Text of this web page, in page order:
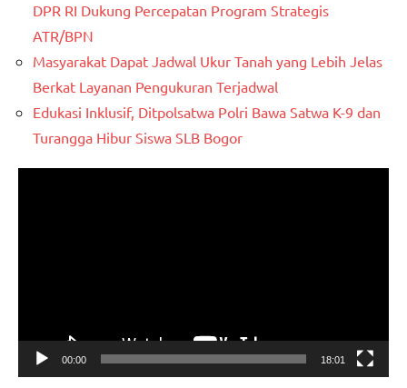
DPR RI Dukung Percepatan Program Strategis
ATR/BPN
Masyarakat Dapat Jadwal Ukur Tanah yang Lebih Jelas
Berkat Layanan Pengukuran Terjadwal
Edukasi Inklusif, Ditpolsatwa Polri Bawa Satwa K-9 dan
Turangga Hibur Siswa SLB Bogor
00:00 18:01